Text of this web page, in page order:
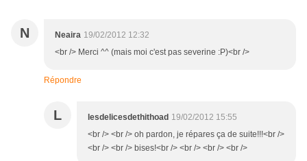
N Neaira 19/02/2012 12:32
<br /> Merci ^^ (mais moi c'est pas severine :P)<br />
Répondre
L lesdelicesdethithoad 19/02/2012 15:55
<br /> <br /> oh pardon, je répares ça de suite!!!<br />
<br /> <br /> bises!<br /> <br /> <br /> <br />